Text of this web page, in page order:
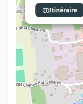
Itinéraire